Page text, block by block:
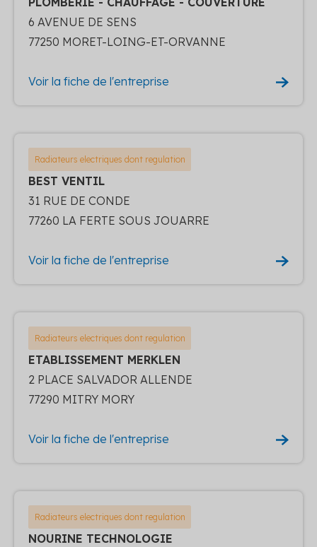
6 AVENUE DE SENS
77250 MORET-LOING-ET-ORVANNE
Voir la fiche de l'entreprise
Radiateurs electriques dont regulation
BEST VENTIL
31 RUE DE CONDE
77260 LA FERTE SOUS JOUARRE
Voir la fiche de l'entreprise
Radiateurs electriques dont regulation
ETABLISSEMENT MERKLEN
2 PLACE SALVADOR ALLENDE
77290 MITRY MORY
Voir la fiche de l'entreprise
Radiateurs electriques dont regulation
NOURINE TECHNOLOGIE